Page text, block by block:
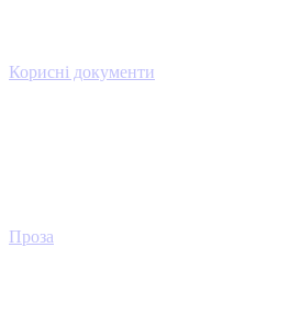
Корисні документи
Проза